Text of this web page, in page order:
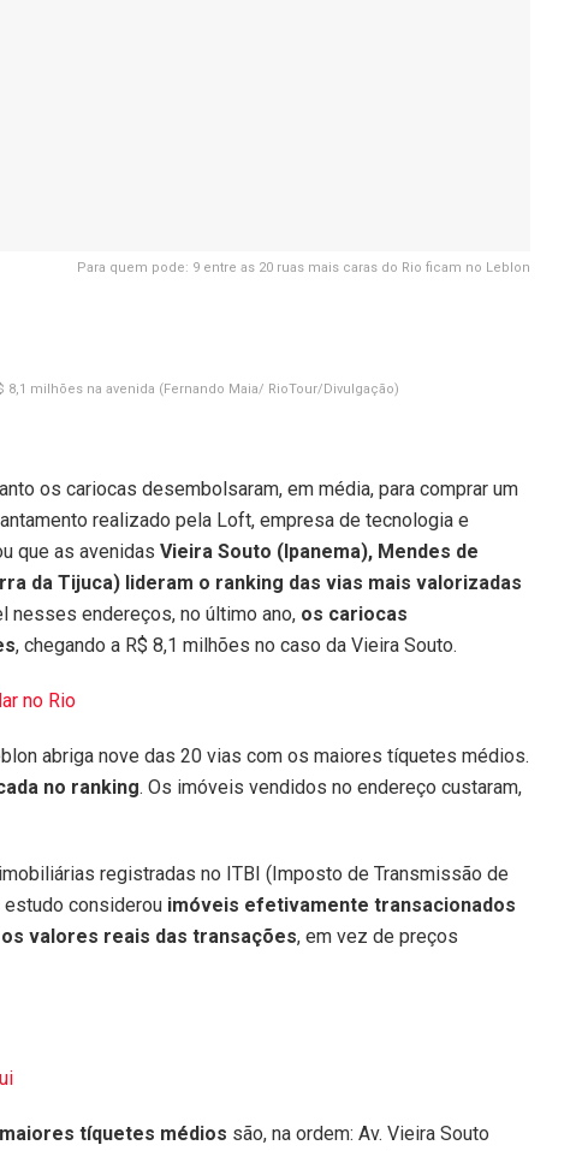
Para quem pode: 9 entre as 20 ruas mais caras do Rio ficam no Leblon
milhões na avenida (Fernando Maia/ RioTour/Divulgação)
os cariocas desembolsaram, em média, para comprar um
realizado pela Loft, empresa de tecnologia e
que as avenidas Vieira Souto (Ipanema), Mendes de
da Tijuca) lideram o ranking das vias mais valorizadas
nesses endereços, no último ano, os cariocas
, chegando a R$ 8,1 milhões no caso da Vieira Souto.
no Rio
abriga nove das 20 vias com os maiores tíquetes médios.
no ranking. Os imóveis vendidos no endereço custaram,
registradas no ITBI (Imposto de Transmissão de
considerou imóveis efetivamente transacionados
valores reais das transações, em vez de preços
tíquetes médios são, na ordem: Av. Vieira Souto